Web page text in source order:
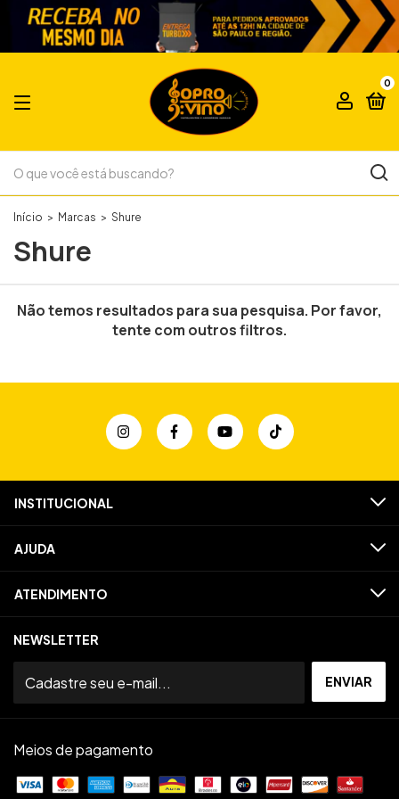
0
Início > Marcas > Shure
Shure
Não temos resultados para sua pesquisa. Por favor,
tente com outros filtros.
INSTITUCIONAL
AJUDA
ATENDIMENTO
NEWSLETTER
Meios de pagamento